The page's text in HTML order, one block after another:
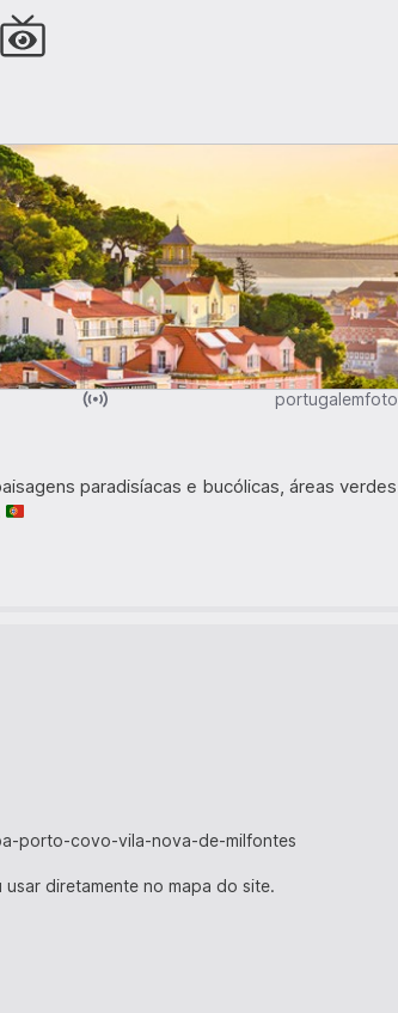
paradisíacas e bucólicas, áreas
porto-covo-vila-nova-de-milfontes
diretamente no mapa do site.